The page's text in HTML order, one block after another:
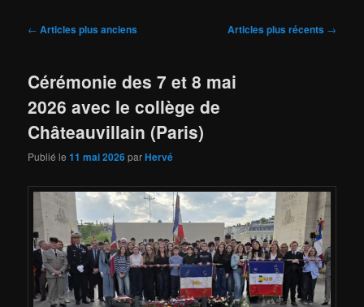
Navigation
← Articles plus anciens Articles plus récents →
Cérémonie des 7 et 8 mai
2026 avec le collège de
Châteauvillain (Paris)
Publié le11 mai 2026parHervé